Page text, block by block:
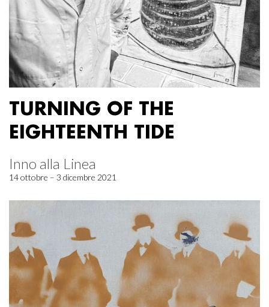
TURNING OF THE
EIGHTEENTH TIDE
Inno alla Linea
14 ottobre – 3 dicembre 2021